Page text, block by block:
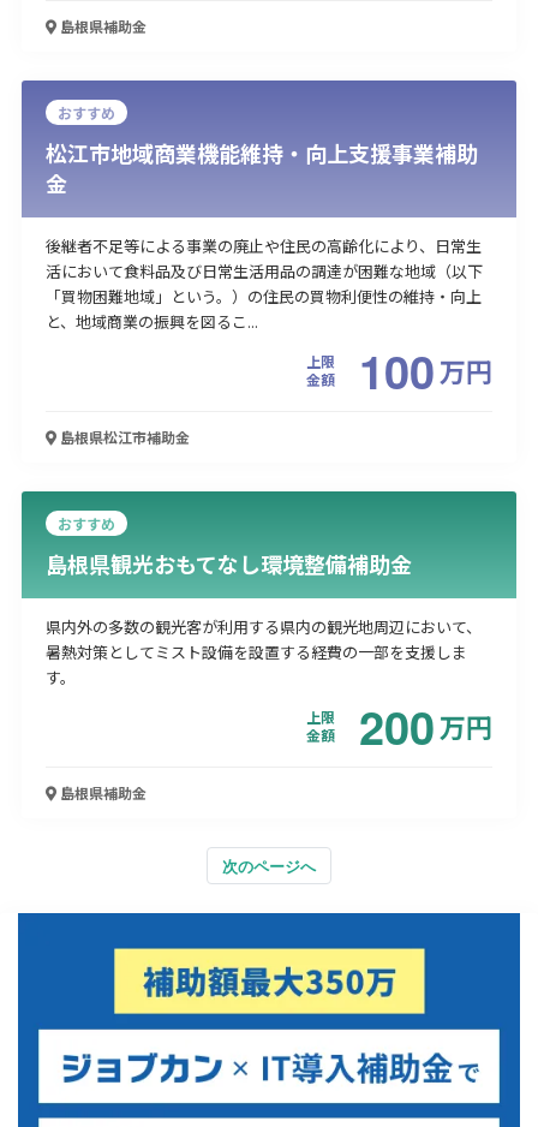
島根県補助金
おすすめ
松江市地域商業機能維持・向上支援事業補助
金
後継者不足等による事業の廃止や住民の高齢化により、日常生
活において食料品及び日常生活用品の調達が困難な地域（以下
「買物困難地域」という。）の住民の買物利便性の維持・向上
と、地域商業の振興を図るこ...
上限
金額
100万円
島根県松江市補助金
おすすめ
島根県観光おもてなし環境整備補助金
県内外の多数の観光客が利用する県内の観光地周辺において、
暑熱対策としてミスト設備を設置する経費の一部を支援しま
す。
上限
金額
200万円
島根県補助金
次のページへ